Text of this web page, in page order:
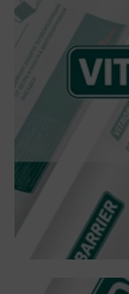
в системи
частно,